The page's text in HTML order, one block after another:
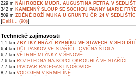
229 m NÁHROBEK MUDR. AUGUSTINA PETRA V
342 m KAMENNÝ SLOUP SE SOCHOU PANNY MARIE
509 m ZDĚNÉ BOŽÍ MUKA U GRUNTU ČP. 24 V
[Další... (90)]
Technické zajímavosti
1,1 km ZBYTKY HRÁZÍ RYBNÍKU VE STAVECH V
6,4 km DŮL PASKOV VE STAŘÍČI - CVIČNÁ ŠTOLA
6,7 km VĚTRNÉ MLÝNKY V ŠENOVĚ
7,6 km ROZHLEDNA NA KOPCI OKROUHLÁ VE STAŘÍČI
7,7 km PIVOVAR RADEGAST NOŠOVICE
8,7 km VODOJEM V KRMELÍNĚ